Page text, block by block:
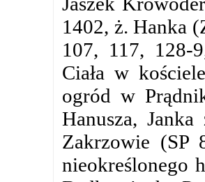
1402, ż. Hanka
107, 117, 128-
Ciała w
ogród w
Hanusza,
Zakrzowie (SP
nieokreślonego